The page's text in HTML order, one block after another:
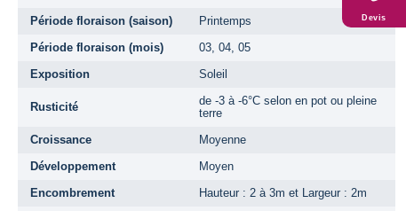
Période floraison (saison)
Printemps
Période floraison (mois)
03, 04, 05
Exposition
Soleil
Rusticité
de -3 à -6°C selon en pot ou pleine
terre
Croissance
Moyenne
Développement
Moyen
Encombrement
Hauteur : 2 à 3m et Largeur : 2m
Devis